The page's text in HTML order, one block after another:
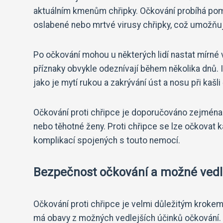
aktuálním kmenům chřipky. Očkování probíhá
oslabené nebo mrtvé virusy chřipky, což
Po očkování mohou u některých lidí nastat
příznaky obvykle odeznívají během několika
jako je mytí rukou a zakrývání úst a nosu při kašli
Očkování proti chřipce je doporučováno
nebo těhotné ženy. Proti chřipce se lze očkovat
komplikací spojených s touto nemocí.
Bezpečnost očkování a možné
Očkování proti chřipce je velmi důležitým
má obavy z možných vedlejších účinků